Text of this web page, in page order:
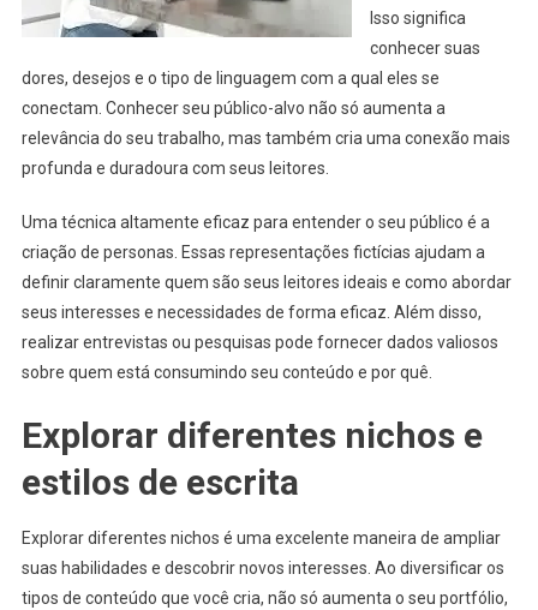
Isso significa
conhecer suas
dores, desejos e o tipo de linguagem com a qual eles se
conectam. Conhecer seu público-alvo não só aumenta a
relevância do seu trabalho, mas também cria uma conexão mais
profunda e duradoura com seus leitores.
Uma técnica altamente eficaz para entender o seu público é a
criação de personas. Essas representações fictícias ajudam a
definir claramente quem são seus leitores ideais e como abordar
seus interesses e necessidades de forma eficaz. Além disso,
realizar entrevistas ou pesquisas pode fornecer dados valiosos
sobre quem está consumindo seu conteúdo e por quê.
Explorar diferentes nichos e
estilos de escrita
Explorar diferentes nichos é uma excelente maneira de ampliar
suas habilidades e descobrir novos interesses. Ao diversificar os
tipos de conteúdo que você cria, não só aumenta o seu portfólio,